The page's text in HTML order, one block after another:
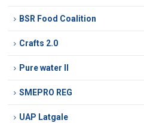
BSR Food Coalition
Crafts 2.0
Pure water II
SMEPRO REG
UAP Latgale